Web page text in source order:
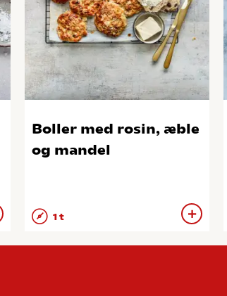
Boller med rosin, æble
og mandel
1 t